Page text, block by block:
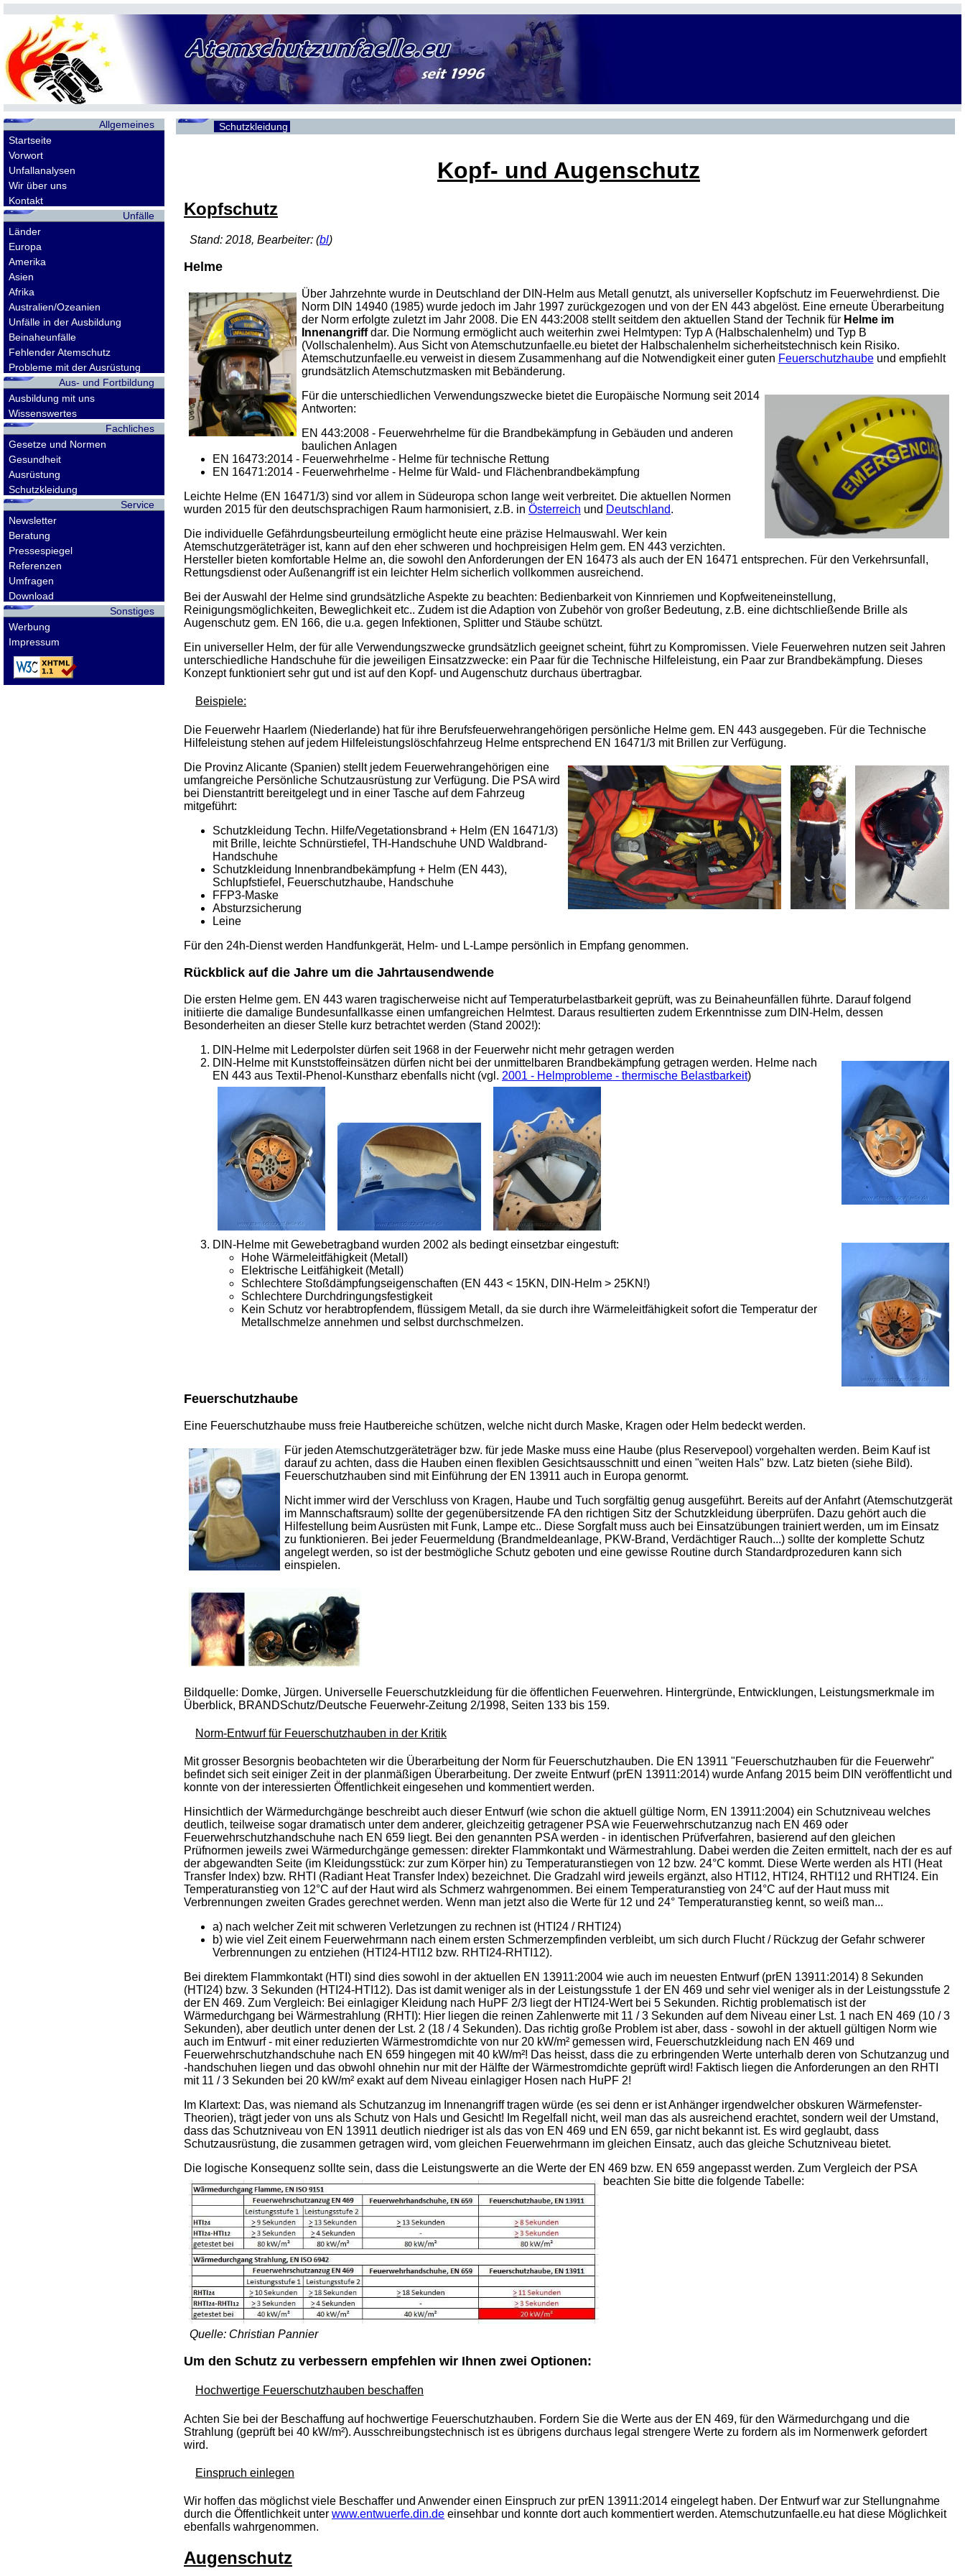
Allgemeines
Startseite
Vorwort
Unfallanalysen
Wir über uns
Kontakt
Unfälle
Länder
Europa
Amerika
Asien
Afrika
Australien/Ozeanien
Unfälle in der Ausbildung
Beinaheunfälle
Fehlender Atemschutz
Probleme mit der Ausrüstung
Aus- und Fortbildung
Ausbildung mit uns
Wissenswertes
Fachliches
Gesetze und Normen
Gesundheit
Ausrüstung
Schutzkleidung
Service
Newsletter
Beratung
Pressespiegel
Referenzen
Umfragen
Download
Sonstiges
Werbung
Impressum
Schutzkleidung
Kopf- und Augenschutz
Kopfschutz
Stand: 2018, Bearbeiter: (bl)
Helme
Über Jahrzehnte wurde in Deutschland der DIN-Helm aus Metall genutzt, als universeller Kopfschutz im Feuerwehrdienst. Die
Norm DIN 14940 (1985) wurde jedoch im Jahr 1997 zurückgezogen und von der EN 443 abgelöst. Eine erneute Überarbeitung
der Norm erfolgte zuletzt im Jahr 2008. Die EN 443:2008 stellt seitdem den aktuellen Stand der Technik für Helme im
Innenangriffdar. Die Normung ermöglicht auch weiterhin zwei Helmtypen: Typ A (Halbschalenhelm) und Typ B
(Vollschalenhelm). Aus Sicht von Atemschutzunfaelle.eu bietet der Halbschalenhelm sicherheitstechnisch kein Risiko.
Atemschutzunfaelle.eu verweist in diesem Zusammenhang auf die Notwendigkeit einer guten Feuerschutzhaubeund empfiehlt
grundsätzlich Atemschutzmasken mit Bebänderung.
Für die unterschiedlichen Verwendungszwecke bietet die Europäische Normung seit 2014
Antworten:
EN 443:2008 - Feuerwehrhelme für die Brandbekämpfung in Gebäuden und anderen
baulichen Anlagen
EN 16473:2014 - Feuerwehrhelme - Helme für technische Rettung
EN 16471:2014 - Feuerwehrhelme - Helme für Wald- und Flächenbrandbekämpfung
Leichte Helme (EN 16471/3) sind vor allem in Südeuropa schon lange weit verbreitet. Die aktuellen Normen
wurden 2015 für den deutschsprachigen Raum harmonisiert, z.B. in Österreich und Deutschland.
Die individuelle Gefährdungsbeurteilung ermöglicht heute eine präzise Helmauswahl. Wer kein
Atemschutzgeräteträger ist, kann auf den eher schweren und hochpreisigen Helm gem. EN 443 verzichten.
Hersteller bieten komfortable Helme an, die sowohl den Anforderungen der EN 16473 als auch der EN 16471 entsprechen. Für den Verkehrsunfall,
Rettungsdienst oder Außenangriff ist ein leichter Helm sicherlich vollkommen ausreichend.
Bei der Auswahl der Helme sind grundsätzliche Aspekte zu beachten: Bedienbarkeit von Kinnriemen und Kopfweiteneinstellung,
Reinigungsmöglichkeiten, Beweglichkeit etc.. Zudem ist die Adaption von Zubehör von großer Bedeutung, z.B. eine dichtschließende Brille als
Augenschutz gem. EN 166, die u.a. gegen Infektionen, Splitter und Stäube schützt.
Ein universeller Helm, der für alle Verwendungszwecke grundsätzlich geeignet scheint, führt zu Kompromissen. Viele Feuerwehren nutzen seit Jahren
unterschiedliche Handschuhe für die jeweiligen Einsatzzwecke: ein Paar für die Technische Hilfeleistung, ein Paar zur Brandbekämpfung. Dieses
Konzept funktioniert sehr gut und ist auf den Kopf- und Augenschutz durchaus übertragbar.
Beispiele:
Die Feuerwehr Haarlem (Niederlande) hat für ihre Berufsfeuerwehrangehörigen persönliche Helme gem. EN 443 ausgegeben. Für die Technische
Hilfeleistung stehen auf jedem Hilfeleistungslöschfahrzeug Helme entsprechend EN 16471/3 mit Brillen zur Verfügung.
Die Provinz Alicante (Spanien) stellt jedem Feuerwehrangehörigen eine
umfangreiche Persönliche Schutzausrüstung zur Verfügung. Die PSA wird
bei Dienstantritt bereitgelegt und in einer Tasche auf dem Fahrzeug
mitgeführt:
Schutzkleidung Techn. Hilfe/Vegetationsbrand + Helm (EN 16471/3)
mit Brille, leichte Schnürstiefel, TH-Handschuhe UND Waldbrand-
Handschuhe
Schutzkleidung Innenbrandbekämpfung + Helm (EN 443),
Schlupfstiefel, Feuerschutzhaube, Handschuhe
FFP3-Maske
Absturzsicherung
Leine
Für den 24h-Dienst werden Handfunkgerät, Helm- und L-Lampe persönlich in Empfang genommen.
Rückblick auf die Jahre um die Jahrtausendwende
Die ersten Helme gem. EN 443 waren tragischerweise nicht auf Temperaturbelastbarkeit geprüft, was zu Beinaheunfällen führte. Darauf folgend
initiierte die damalige Bundesunfallkasse einen umfangreichen Helmtest. Daraus resultierten zudem Erkenntnisse zum DIN-Helm, dessen
Besonderheiten an dieser Stelle kurz betrachtet werden (Stand 2002!):
DIN-Helme mit Lederpolster dürfen seit 1968 in der Feuerwehr nicht mehr getragen werden
DIN-Helme mit Kunststoffeinsätzen dürfen nicht bei der unmittelbaren Brandbekämpfung getragen werden. Helme nach
EN 443 aus Textil-Phenol-Kunstharz ebenfalls nicht (vgl. 2001 - Helmprobleme - thermische Belastbarkeit)
DIN-Helme mit Gewebetragband wurden 2002 als bedingt einsetzbar eingestuft:
Hohe Wärmeleitfähigkeit (Metall)
Elektrische Leitfähigkeit (Metall)
Schlechtere Stoßdämpfungseigenschaften (EN 443 < 15KN, DIN-Helm > 25KN!)
Schlechtere Durchdringungsfestigkeit
Kein Schutz vor herabtropfendem, flüssigem Metall, da sie durch ihre Wärmeleitfähigkeit sofort die Temperatur der
Metallschmelze annehmen und selbst durchschmelzen.
Feuerschutzhaube
Eine Feuerschutzhaube muss freie Hautbereiche schützen, welche nicht durch Maske, Kragen oder Helm bedeckt werden.
Für jeden Atemschutzgeräteträger bzw. für jede Maske muss eine Haube (plus Reservepool) vorgehalten werden. Beim Kauf ist
darauf zu achten, dass die Hauben einen flexiblen Gesichtsausschnitt und einen "weiten Hals" bzw. Latz bieten (siehe Bild).
Feuerschutzhauben sind mit Einführung der EN 13911 auch in Europa genormt.
Nicht immer wird der Verschluss von Kragen, Haube und Tuch sorgfältig genug ausgeführt. Bereits auf der Anfahrt (Atemschutzgerät
im Mannschaftsraum) sollte der gegenübersitzende FA den richtigen Sitz der Schutzkleidung überprüfen. Dazu gehört auch die
Hilfestellung beim Ausrüsten mit Funk, Lampe etc.. Diese Sorgfalt muss auch bei Einsatzübungen trainiert werden, um im Einsatz
zu funktionieren. Bei jeder Feuermeldung (Brandmeldeanlage, PKW-Brand, Verdächtiger Rauch...) sollte der komplette Schutz
angelegt werden, so ist der bestmögliche Schutz geboten und eine gewisse Routine durch Standardprozeduren kann sich
einspielen.
Bildquelle: Domke, Jürgen. Universelle Feuerschutzkleidung für die öffentlichen Feuerwehren. Hintergründe, Entwicklungen, Leistungsmerkmale im
Überblick, BRANDSchutz/Deutsche Feuerwehr-Zeitung 2/1998, Seiten 133 bis 159.
Norm-Entwurf für Feuerschutzhauben in der Kritik
Mit grosser Besorgnis beobachteten wir die Überarbeitung der Norm für Feuerschutzhauben. Die EN 13911 "Feuerschutzhauben für die Feuerwehr"
befindet sich seit einiger Zeit in der planmäßigen Überarbeitung. Der zweite Entwurf (prEN 13911:2014) wurde Anfang 2015 beim DIN veröffentlicht und
konnte von der interessierten Öffentlichkeit eingesehen und kommentiert werden.
Hinsichtlich der Wärmedurchgänge beschreibt auch dieser Entwurf (wie schon die aktuell gültige Norm, EN 13911:2004) ein Schutzniveau welches
deutlich, teilweise sogar dramatisch unter dem anderer, gleichzeitig getragener PSA wie Feuerwehrschutzanzug nach EN 469 oder
Feuerwehrschutzhandschuhe nach EN 659 liegt. Bei den genannten PSA werden - in identischen Prüfverfahren, basierend auf den gleichen
Prüfnormen jeweils zwei Wärmedurchgänge gemessen: direkter Flammkontakt und Wärmestrahlung. Dabei werden die Zeiten ermittelt, nach der es auf
der abgewandten Seite (im Kleidungsstück: zur zum Körper hin) zu Temperaturanstiegen von 12 bzw. 24°C kommt. Diese Werte werden als HTI (Heat
Transfer Index) bzw. RHTI (Radiant Heat Transfer Index) bezeichnet. Die Gradzahl wird jeweils ergänzt, also HTI12, HTI24, RHTI12 und RHTI24. Ein
Temperaturanstieg von 12°C auf der Haut wird als Schmerz wahrgenommen. Bei einem Temperaturanstieg von 24°C auf der Haut muss mit
Verbrennungen zweiten Grades gerechnet werden. Wenn man jetzt also die Werte für 12 und 24° Temperaturanstieg kennt, so weiß man...
a) nach welcher Zeit mit schweren Verletzungen zu rechnen ist (HTI24 / RHTI24)
b) wie viel Zeit einem Feuerwehrmann nach einem ersten Schmerzempfinden verbleibt, um sich durch Flucht / Rückzug der Gefahr schwerer
Verbrennungen zu entziehen (HTI24-HTI12 bzw. RHTI24-RHTI12).
Bei direktem Flammkontakt (HTI) sind dies sowohl in der aktuellen EN 13911:2004 wie auch im neuesten Entwurf (prEN 13911:2014) 8 Sekunden
(HTI24) bzw. 3 Sekunden (HTI24-HTI12). Das ist damit weniger als in der Leistungsstufe 1 der EN 469 und sehr viel weniger als in der Leistungsstufe 2
der EN 469. Zum Vergleich: Bei einlagiger Kleidung nach HuPF 2/3 liegt der HTI24-Wert bei 5 Sekunden. Richtig problematisch ist der
Wärmedurchgang bei Wärmestrahlung (RHTI): Hier liegen die reinen Zahlenwerte mit 11 / 3 Sekunden auf dem Niveau einer Lst. 1 nach EN 469 (10 / 3
Sekunden), aber deutlich unter denen der Lst. 2 (18 / 4 Sekunden). Das richtig große Problem ist aber, dass - sowohl in der aktuell gültigen Norm wie
auch im Entwurf - mit einer reduzierten Wärmestromdichte von nur 20 kW/m² gemessen wird, Feuerschutzkleidung nach EN 469 und
Feuerwehrschutzhandschuhe nach EN 659 hingegen mit 40 kW/m²! Das heisst, dass die zu erbringenden Werte unterhalb deren von Schutzanzug und
-handschuhen liegen und das obwohl ohnehin nur mit der Hälfte der Wärmestromdichte geprüft wird! Faktisch liegen die Anforderungen an den RHTI
mit 11 / 3 Sekunden bei 20 kW/m² exakt auf dem Niveau einlagiger Hosen nach HuPF 2!
Im Klartext: Das, was niemand als Schutzanzug im Innenangriff tragen würde (es sei denn er ist Anhänger irgendwelcher obskuren Wärmefenster-
Theorien), trägt jeder von uns als Schutz von Hals und Gesicht! Im Regelfall nicht, weil man das als ausreichend erachtet, sondern weil der Umstand,
dass das Schutzniveau von EN 13911 deutlich niedriger ist als das von EN 469 und EN 659, gar nicht bekannt ist. Es wird geglaubt, dass
Schutzausrüstung, die zusammen getragen wird, vom gleichen Feuerwehrmann im gleichen Einsatz, auch das gleiche Schutzniveau bietet.
Die logische Konsequenz sollte sein, dass die Leistungswerte an die Werte der EN 469 bzw. EN 659 angepasst werden. Zum Vergleich der PSA
beachten Sie bitte die folgende Tabelle:
Quelle: Christian Pannier
Um den Schutz zu verbessern empfehlen wir Ihnen zwei Optionen:
Hochwertige Feuerschutzhauben beschaffen
Achten Sie bei der Beschaffung auf hochwertige Feuerschutzhauben. Fordern Sie die Werte aus der EN 469, für den Wärmedurchgang und die
Strahlung (geprüft bei 40 kW/m²). Ausschreibungstechnisch ist es übrigens durchaus legal strengere Werte zu fordern als im Normenwerk gefordert
wird.
Einspruch einlegen
Wir hoffen das möglichst viele Beschaffer und Anwender einen Einspruch zur prEN 13911:2014 eingelegt haben. Der Entwurf war zur Stellungnahme
durch die Öffentlichkeit unter www.entwuerfe.din.de einsehbar und konnte dort auch kommentiert werden. Atemschutzunfaelle.eu hat diese Möglichkeit
ebenfalls wahrgenommen.
Augenschutz